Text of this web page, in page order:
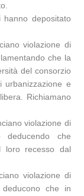
depositato
violazione di
che la
del consorzio
urbanizzazione e
Richiamano
violazione di
che
loro recesso dal
violazione di
che in